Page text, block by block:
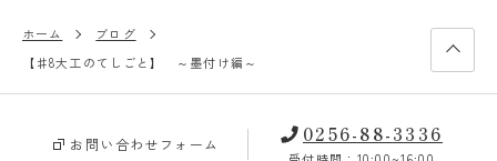
ホーム
ブログ
【♯8大工のてしごと】 ～墨付け編～
お問い合わせフォーム 0256-88-3336